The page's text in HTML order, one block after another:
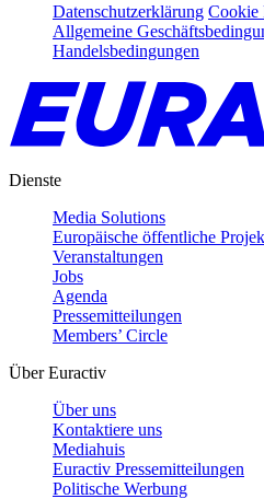
Datenschutzerklärung Cookie
Allgemeine
Handelsbedingungen
Dienste
Media Solutions
Europäische öffentliche
Veranstaltungen
Jobs
Agenda
Pressemitteilungen
Members’ Circle
Über Euractiv
Über uns
Kontaktiere uns
Mediahuis
Euractiv Pressemitteilungen
Politische Werbung